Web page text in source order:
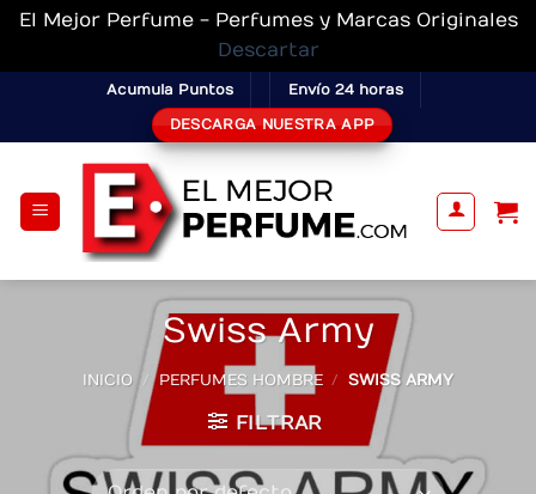
El Mejor Perfume - Perfumes y Marcas Originales
Descartar
content
Acumula Puntos Envío 24 horas
DESCARGA NUESTRA APP
Swiss Army
INICIO / PERFUMES HOMBRE / SWISS ARMY
FILTRAR